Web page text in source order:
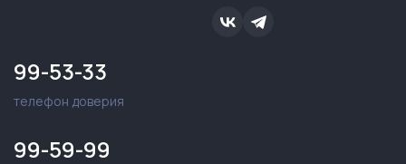
99-53-33
телефон доверия
99-59-99